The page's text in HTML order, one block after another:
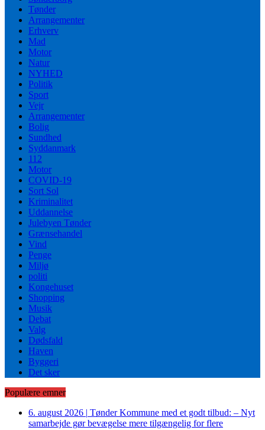
Tønder
Arrangementer
Erhverv
Mad
Motor
Natur
NYHED
Politik
Sport
Vejr
Arrangementer
Bolig
Sundhed
Syddanmark
112
Motor
COVID-19
Sort Sol
Kriminalitet
Uddannelse
Julebyen Tønder
Grænsehandel
Vind
Penge
Miljø
politi
Kongehuset
Shopping
Musik
Debat
Valg
Dødsfald
Haven
Byggeri
Det sker
Populære emner
6. august 2026 | Tønder Kommune med et godt tilbud: – Nyt
samarbejde gør bevægelse mere tilgængelig for flere